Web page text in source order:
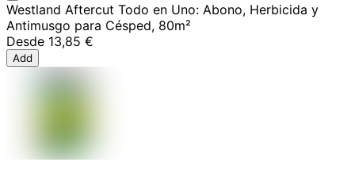
Westland Aftercut Todo en Uno: Abono, Herbicida y
Antimusgo para Césped, 80m²
Desde 13,85 €
Add